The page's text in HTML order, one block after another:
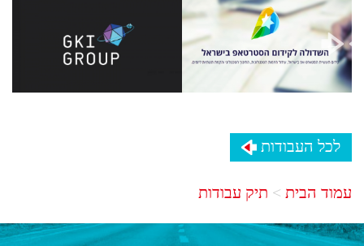
לכל העבודות
עמוד הבית תיק עבודות